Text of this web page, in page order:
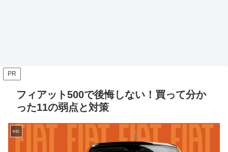
PR
フィアット500で後悔しない！買って分か
った11の弱点と対策
etc